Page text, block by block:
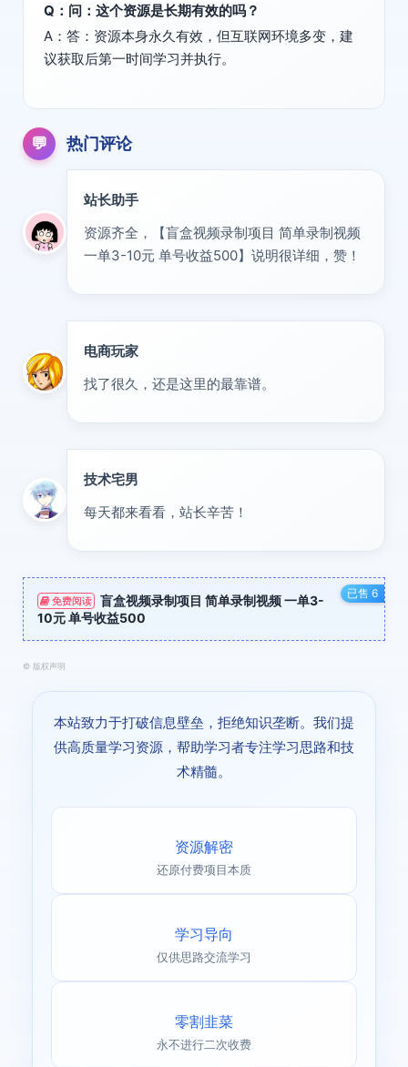
Q：问：这个资源是长期有效的吗？
A：答：资源本身永久有效，但互联网环境多变，建
议获取后第一时间学习并执行。
💬 热门评论
站长助手
资源齐全，【盲盒视频录制项目 简单录制视频
一单3-10元 单号收益500】说明很详细，赞！
电商玩家
找了很久，还是这里的最靠谱。
技术宅男
每天都来看看，站长辛苦！
已售 6
免费阅读
盲盒视频录制项目 简单录制视频 一单3-
10元 单号收益500
© 版权声明
本站致力于打破信息壁垒，拒绝知识垄断。我们提
供高质量学习资源，帮助学习者专注学习思路和技
术精髓。
资源解密
还原付费项目本质
学习导向
仅供思路交流学习
零割韭菜
永不进行二次收费